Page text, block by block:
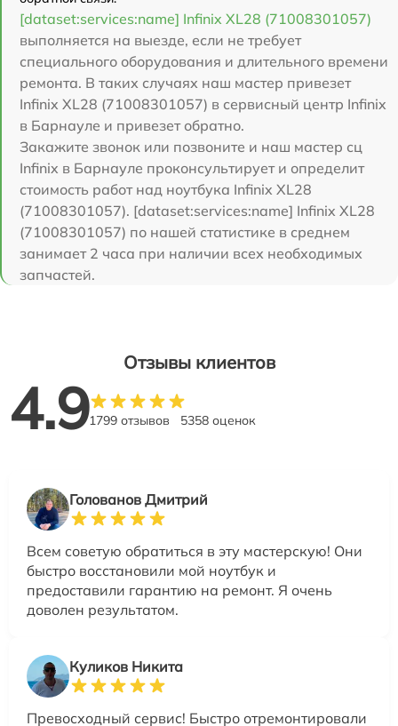
[dataset:services:name] Infinix XL28 (71008301057)
выполняется на выезде, если не требует
специального оборудования и длительного времени
ремонта. В таких случаях наш мастер привезет
Infinix XL28 (71008301057) в сервисный центр Infinix
в Барнауле и привезет обратно.
Закажите звонок или позвоните и наш мастер сц
Infinix в Барнауле проконсультирует и определит
стоимость работ над ноутбука Infinix XL28
(71008301057). [dataset:services:name] Infinix XL28
(71008301057) по нашей статистике в среднем
занимает 2 часа при наличии всех необходимых
запчастей.
Отзывы клиентов
4.91799 отзывов 5358 оценок
Голованов Дмитрий
Всем советую обратиться в эту мастерскую! Они
быстро восстановили мой ноутбук и
предоставили гарантию на ремонт. Я очень
доволен результатом.
Куликов Никита
Превосходный сервис! Быстро отремонтировали